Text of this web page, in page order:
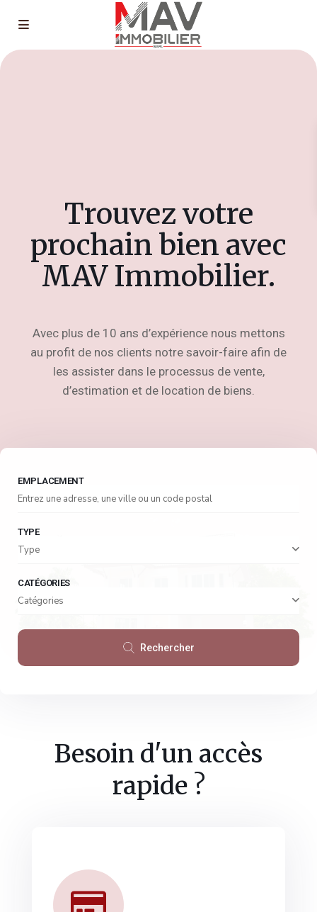
Trouvez votre
prochain bien avec
MAV Immobilier.
Avec plus de 10 ans d’expérience nous mettons
au profit de nos clients notre savoir-faire afin de
les assister dans le processus de vente,
d’estimation et de location de biens.
EMPLACEMENT
TYPE
Type
CATÉGORIES
Catégories
Rechercher
Besoin d'un accès
rapide ?